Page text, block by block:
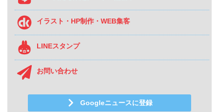
イラスト・HP制作・WEB集客
LINEスタンプ
お問い合わせ
Googleニュースに登録